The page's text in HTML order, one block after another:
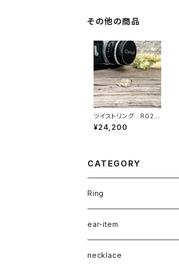
その他の商品
ツイストリング RG22
-206
¥24,200
CATEGORY
Ring
naturalstone-ring
plain-ring
ear-item
pierced earrings
necklace